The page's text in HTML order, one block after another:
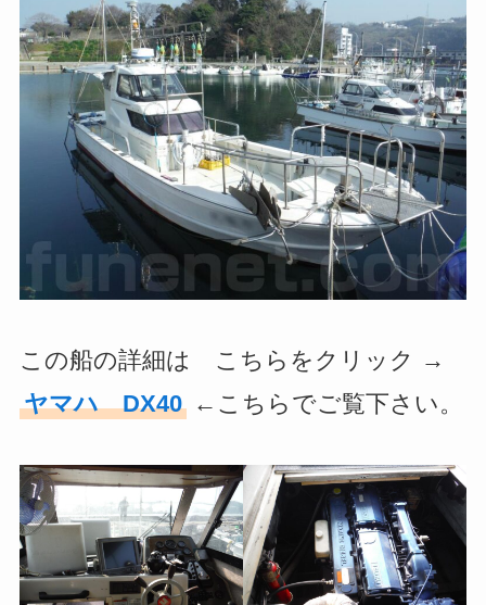
この船の詳細は こちらをクリック →
ヤマハ DX40←こちらでご覧下さい。